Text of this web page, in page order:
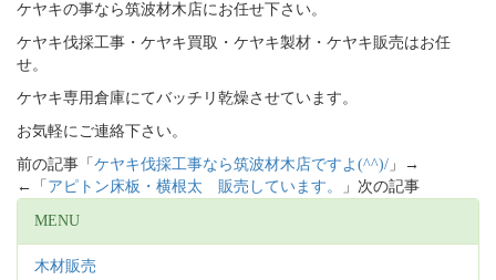
ケヤキの事なら筑波材木店にお任せ下さい。
ケヤキ伐採工事・ケヤキ買取・ケヤキ製材・ケヤキ販売はお任
せ。
ケヤキ専用倉庫にてバッチリ乾燥させています。
お気軽にご連絡下さい。
前の記事「 ケヤキ伐採工事なら筑波材木店ですよ(^^)/ 」→
←「 アピトン床板・横根太 販売しています。 」次の記事
MENU
木材販売